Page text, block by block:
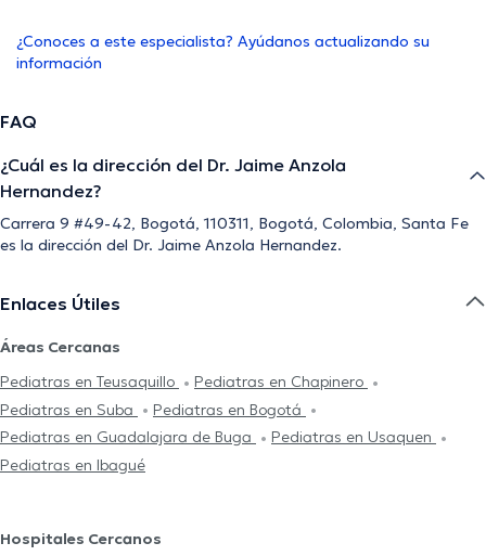
¿Conoces a este especialista? Ayúdanos actualizando su
información
FAQ
¿Cuál es la dirección del Dr. Jaime Anzola
Hernandez?
Carrera 9 #49-42, Bogotá, 110311, Bogotá, Colombia, Santa Fe
es la dirección del Dr. Jaime Anzola Hernandez.
Enlaces Útiles
Áreas Cercanas
Pediatras en Teusaquillo
Pediatras en Chapinero
Pediatras en Suba
Pediatras en Bogotá
Pediatras en Guadalajara de Buga
Pediatras en Usaquen
Pediatras en Ibagué
Hospitales Cercanos